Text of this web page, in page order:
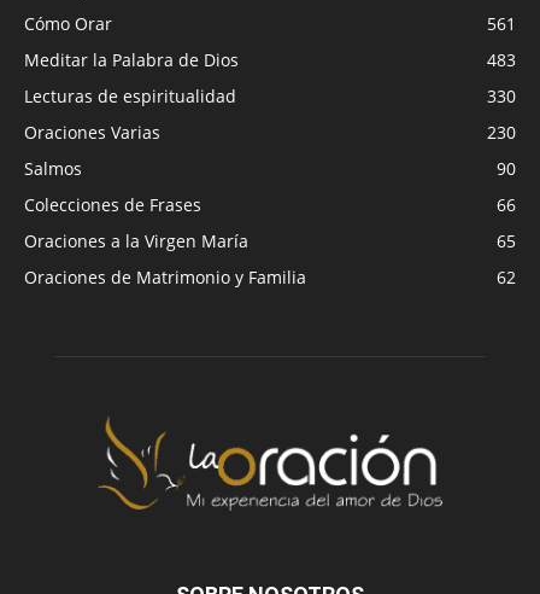
Cómo Orar
561
Meditar la Palabra de Dios
483
Lecturas de espiritualidad
330
Oraciones Varias
230
Salmos
90
Colecciones de Frases
66
Oraciones a la Virgen María
65
Oraciones de Matrimonio y Familia
62